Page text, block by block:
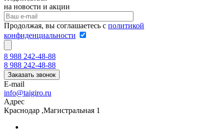
на новости и акции
Продолжая, вы соглашаетесь с политикой
конфиденциальности
8 988 242-48-88
8 988 242-48-88
Заказать звонок
E-mail
info@taigiro.ru
Адрес
Краснодар ,Магистральная 1